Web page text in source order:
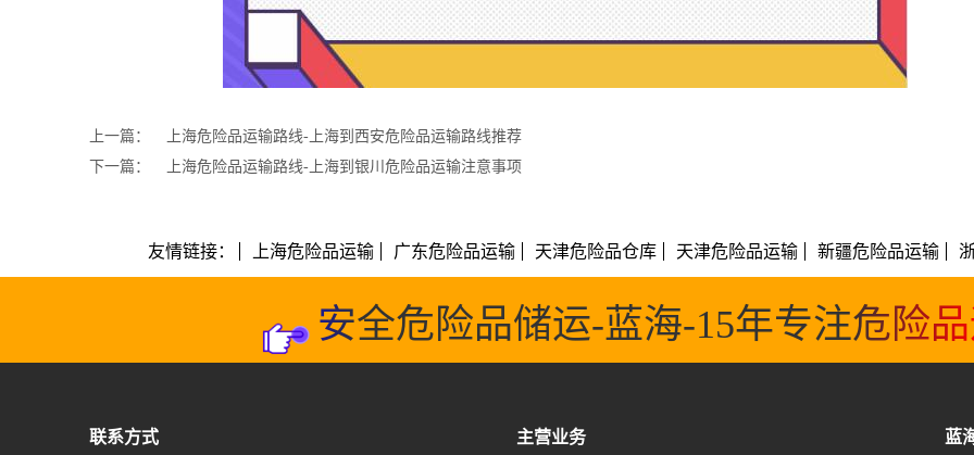
上一篇：
上海危险品运输路线-上海到西安危险品运输路线推荐
下一篇：
上海危险品运输路线-上海到银川危险品运输注意事项
友情链接： 上海危险品运输 广东危险品运输 天津危险品仓库 天津危险品运输 新疆危险品运输
安全危险品储运-蓝海-15年专注危险
联系方式 主营业务 蓝